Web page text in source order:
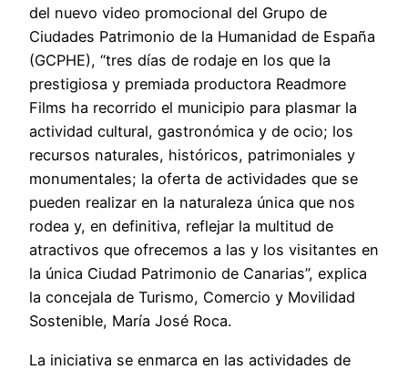
del nuevo video promocional del Grupo de
Ciudades Patrimonio de la Humanidad de España
(GCPHE), “tres días de rodaje en los que la
prestigiosa y premiada productora Readmore
Films ha recorrido el municipio para plasmar la
actividad cultural, gastronómica y de ocio; los
recursos naturales, históricos, patrimoniales y
monumentales; la oferta de actividades que se
pueden realizar en la naturaleza única que nos
rodea y, en definitiva, reflejar la multitud de
atractivos que ofrecemos a las y los visitantes en
la única Ciudad Patrimonio de Canarias”, explica
la concejala de Turismo, Comercio y Movilidad
Sostenible, María José Roca.
La iniciativa se enmarca en las actividades de